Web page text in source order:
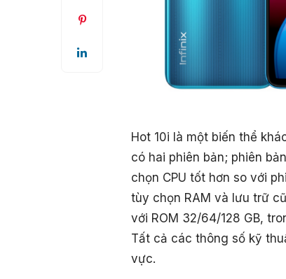
Hot 10i là một biến thể
có hai phiên bản; phiên
chọn CPU tốt hơn so với
tùy chọn RAM và lưu trữ
với ROM 32/64/128 GB,
Tất cả các thông số kỹ
vực.